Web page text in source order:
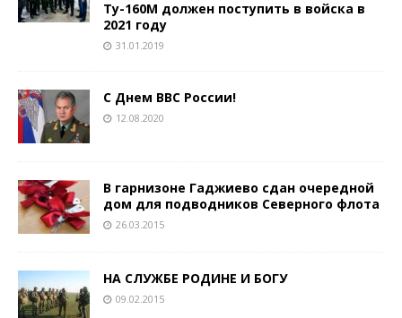
Ту-160М должен поступить в войска в
2021 году
31.01.2019
C Днем ВВС России!
12.08.2020
В гарнизоне Гаджиево сдан очередной
дом для подводников Северного флота
26.03.2015
НА СЛУЖБЕ РОДИНЕ И БОГУ
09.02.2015